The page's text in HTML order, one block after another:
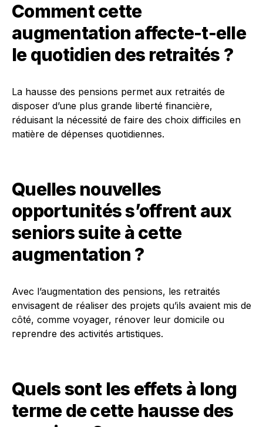
Comment cette
augmentation affecte-t-elle
le quotidien des retraités ?
La hausse des pensions permet aux retraités de
disposer d’une plus grande liberté financière,
réduisant la nécessité de faire des choix difficiles en
matière de dépenses quotidiennes.
Quelles nouvelles
opportunités s’offrent aux
seniors suite à cette
augmentation ?
Avec l’augmentation des pensions, les retraités
envisagent de réaliser des projets qu’ils avaient mis de
côté, comme voyager, rénover leur domicile ou
reprendre des activités artistiques.
Quels sont les effets à long
terme de cette hausse des